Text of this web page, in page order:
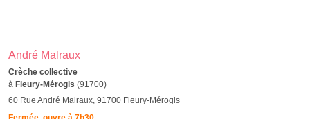
André Malraux
Crèche collective
à Fleury-Mérogis (91700)
60 Rue André Malraux, 91700 Fleury-Mérogis